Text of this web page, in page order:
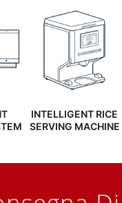
INTELLIGENT RICE
SERVING MACHINE